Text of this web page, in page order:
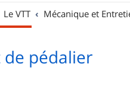
Le VTT Mécanique et
pédalier